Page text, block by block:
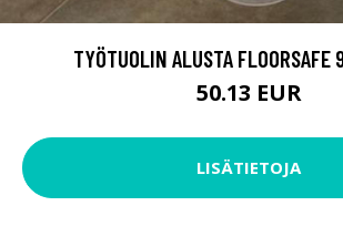
TYÖTUOLIN ALUSTA FLOORSAFE
50.13 EUR
LISÄTIETOJA